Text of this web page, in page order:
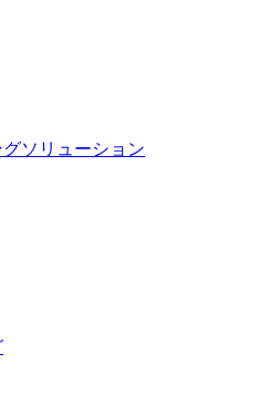
ソリューション